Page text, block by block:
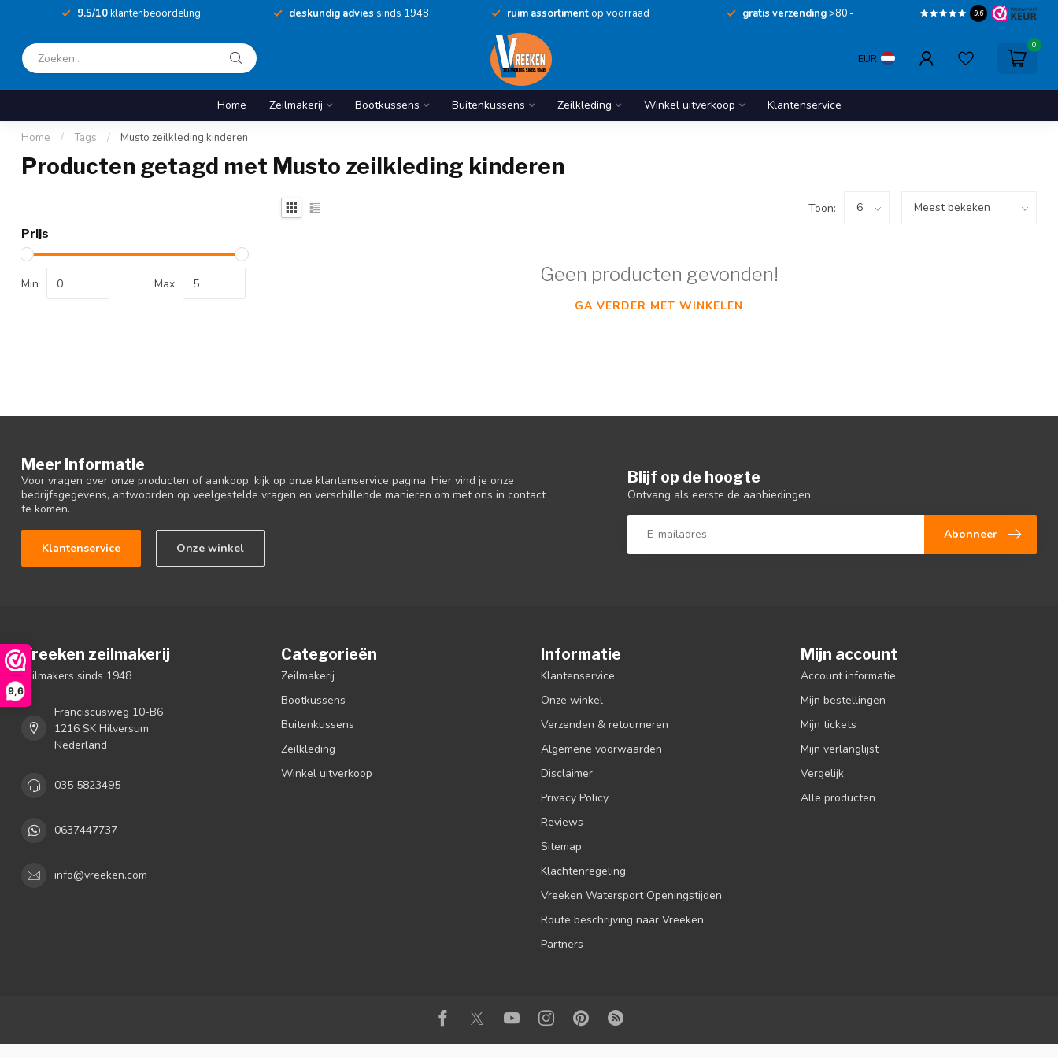
9,6
9.5/10klantenbeoordeling deskundig advies sinds 1948 ruim assortimentop voorraad gratis verzending>80,- 9.6
EUR
0
Home Zeilmakerij Bootkussens Buitenkussens Zeilkleding Winkel uitverkoop Klantenservice
Home / Tags / Musto zeilkleding kinderen
Producten getagd met Musto zeilkleding kinderen
Prijs
Min Max
Toon:
Geen producten gevonden!
GA VERDER MET WINKELEN
Meer informatie
Voor vragen over onze producten of aankoop, kijk op onze klantenservice pagina. Hier vind je onze
bedrijfsgegevens, antwoorden op veelgestelde vragen en verschillende manieren om met ons in contact
te komen.
Klantenservice Onze winkel
Blijf op de hoogte
Ontvang als eerste de aanbiedingen
Abonneer
Vreeken zeilmakerij
zeilmakers sinds 1948
Franciscusweg 10-B6
1216 SK Hilversum
Nederland
035 5823495
0637447737
info@vreeken.com
Categorieën
Zeilmakerij
Bootkussens
Buitenkussens
Zeilkleding
Winkel uitverkoop
Informatie
Klantenservice
Onze winkel
Verzenden & retourneren
Algemene voorwaarden
Disclaimer
Privacy Policy
Reviews
Sitemap
Klachtenregeling
Vreeken Watersport Openingstijden
Route beschrijving naar Vreeken
Partners
Mijn account
Account informatie
Mijn bestellingen
Mijn tickets
Mijn verlanglijst
Vergelijk
Alle producten